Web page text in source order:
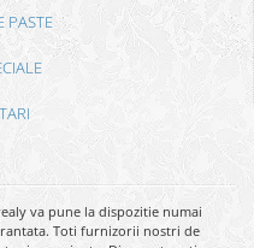
PASTE
va pune la dispozitie numai
Toti furnizorii nostri de